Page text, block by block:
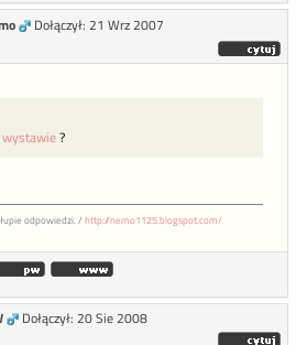
Dołączył: 21 Wrz 2007
wystawie?
odpowiedzi. / http://nemo1125.blogspot.com/
Dołączył: 20 Sie 2008